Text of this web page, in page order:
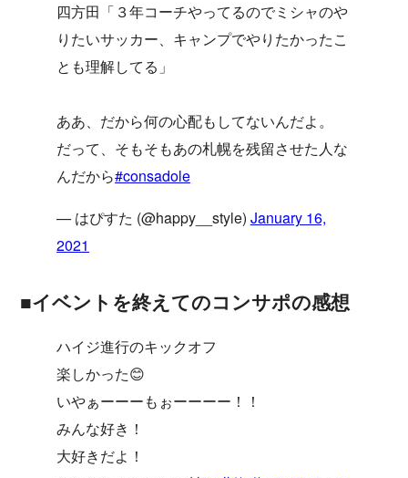
四方田「３年コーチやってるのでミシャのや
りたいサッカー、キャンプでやりたかったこ
とも理解してる」
ああ、だから何の心配もしてないんだよ。
だって、そもそもあの札幌を残留させた人な
んだから#consadole
— はぴすた (@happy__style) January 16,
2021
■イベントを終えてのコンサポの感想
ハイジ進行のキックオフ
楽しかった😊
いやぁーーーもぉーーーー！！
みんな好き！
大好きだよ！